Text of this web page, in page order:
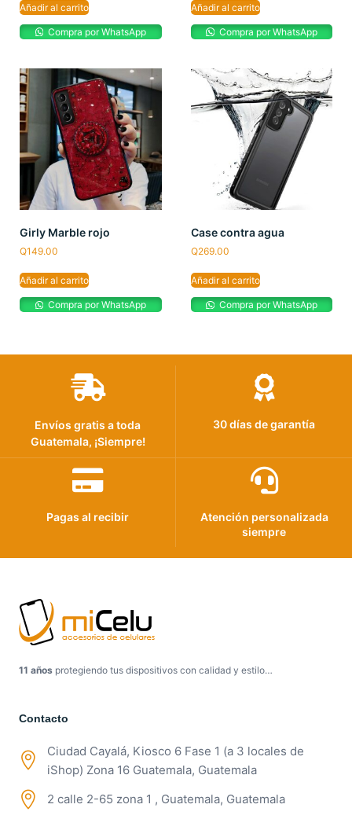
Añadir al carrito
Compra por WhatsApp
Añadir al carrito
Compra por WhatsApp
Girly Marble rojo
Q149.00
Añadir al carrito
Compra por WhatsApp
Case contra agua
Q269.00
Añadir al carrito
Compra por WhatsApp
Envíos gratis a toda
Guatemala, ¡Siempre!
30 días de garantía
Pagas al recibir
Atención personalizada
siempre
11 años protegiendo tus dispositivos con calidad y estilo…
Contacto
Ciudad Cayalá, Kiosco 6 Fase 1 (a 3 locales de
iShop) Zona 16 Guatemala, Guatemala
2 calle 2-65 zona 1 , Guatemala, Guatemala